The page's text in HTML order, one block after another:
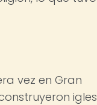
vez en Gran